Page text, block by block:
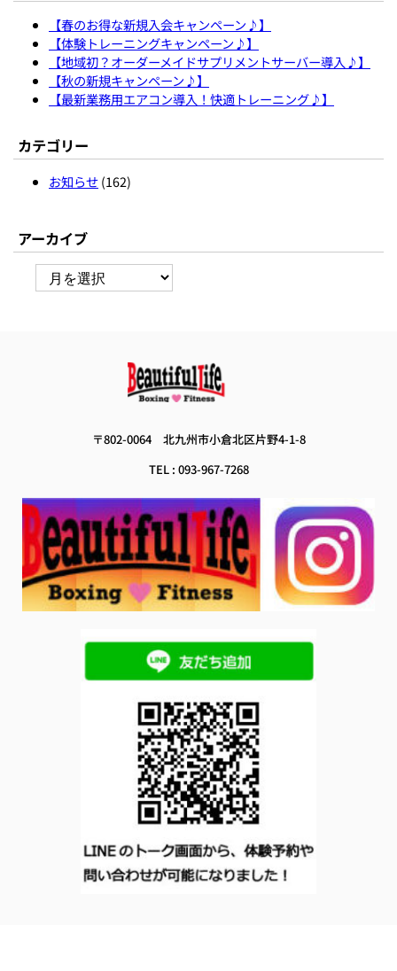
【春のお得な新規入会キャンペーン♪】
【体験トレーニングキャンペーン♪】
【地域初？オーダーメイドサプリメントサーバー導入♪】
【秋の新規キャンペーン♪】
【最新業務用エアコン導入！快適トレーニング♪】
カテゴリー
お知らせ(162)
アーカイブ
ー
〒802-0064 北九州市小倉北区片野4-1-8
TEL : 093-967-7268